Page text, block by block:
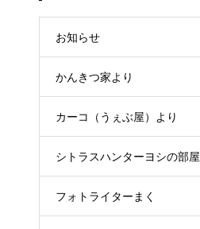
お知らせ
かんきつ家より
カーコ（うぇぶ屋）より
シトラスハンターヨシの部屋
フォトライターまく